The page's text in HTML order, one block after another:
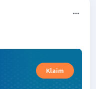
Klaim